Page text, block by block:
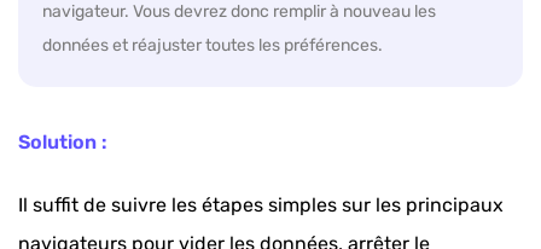
navigateur. Vous devrez donc remplir à nouveau les
données et réajuster toutes les préférences.
Solution :
Il suffit de suivre les étapes simples sur les principaux
navigateurs pour vider les données, arrêter le